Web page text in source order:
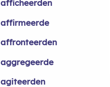
afficheerden
affirmeerde
affronteerden
aggregeerde
agiteerden